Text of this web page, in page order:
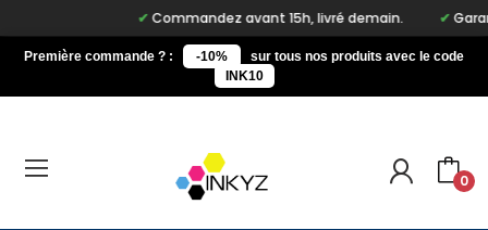
Commandez avant 15h, livré demain.
Première commande ? : -10%
sur tous nos produits avec le code
INK10
0